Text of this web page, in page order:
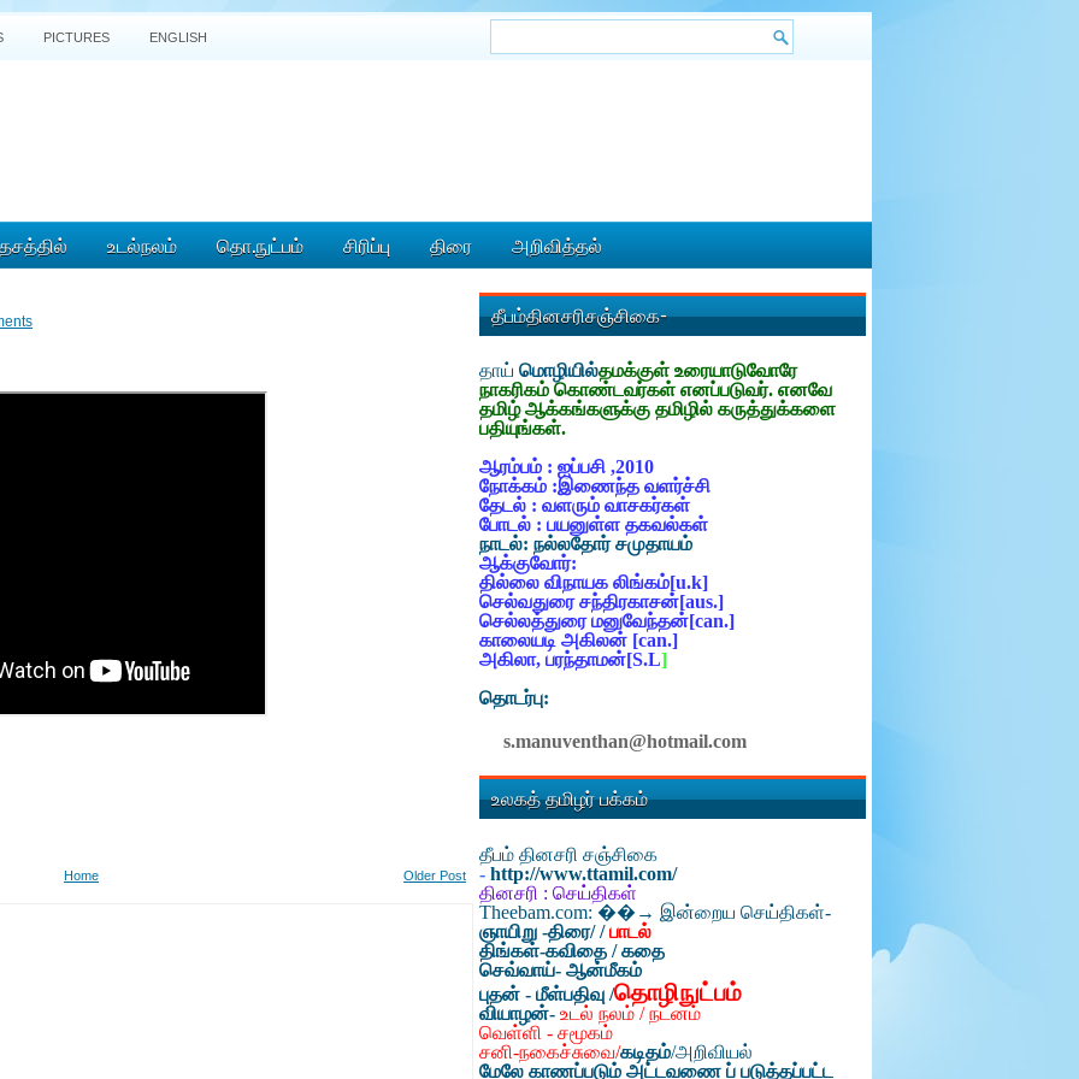
PICTURES ENGLISH
உடல்நலம் தொ.நுட்பம் சிரிப்பு திரை அறிவித்தல்
Older Post
Home
தீபம்தினசரிசஞ்சிகை-
தாய் மொழியில்தமக்குள் உரையாடுவோரே
நாகரிகம் கொண்டவர்கள் எனப்படுவர். எனவே
தமிழ் ஆக்கங்களுக்கு தமிழில் கருத்துக்களை
பதியுங்கள்.
ஆரம்பம் : ஐப்பசி ,2010
நோக்கம் :இணைந்த வளர்ச்சி
தேடல் : வளரும் வாசகர்கள்
போடல் : பயனுள்ள தகவல்கள்
நாடல்: நல்லதோர் சமுதாயம்
ஆக்குவோர்:
தில்லை விநாயக லிங்கம்[u.k]
செல்வதுரை சந்திரகாசன்[aus.]
செல்லத்துரை மனுவேந்தன்[can.]
காலையடி அகிலன் [can.]
அகிலா, பரந்தாமன்[S.L]
தொடர்பு:
s.manuventhan@hotmail.com
உலகத் தமிழர் பக்கம்
தீபம் தினசரி சஞ்சிகை
- http://www.ttamil.com/
தினசரி : செய்திகள்
Theebam.com: ��→ இன்றைய செய்திகள்-
ஞாயிறு -திரை//பாடல்
திங்கள்-கவிதை / கதை
செவ்வாய்- ஆன்மீகம்
புதன் - மீள்பதிவு /தொழிநுட்பம்
வியாழன்- உடல் நலம் / நடனம்
வெள்ளி - சமூகம்
சனி-நகைச்சுவை/கடிதம்/அறிவியல்
மேலே காணப்படும் அட்டவணை ப் படுத்தப்பட்ட